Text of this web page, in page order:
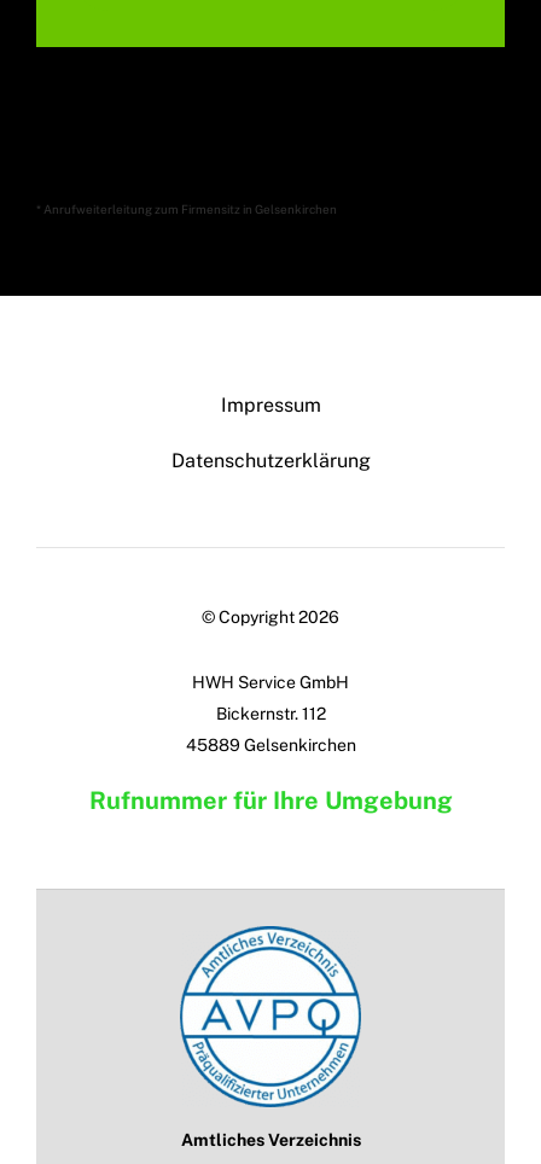
* Anrufweiterleitung zum Firmensitz in Gelsenkirchen
Impressum
Datenschutzerklärung
© Copyright 2026
HWH Service GmbH
Bickernstr. 112
45889 Gelsenkirchen
Rufnummer für Ihre Umgebung
Amtliches Verzeichnis